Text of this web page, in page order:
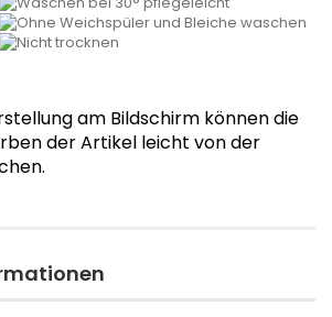
am Bildschirm können die
der Artikel leicht von der